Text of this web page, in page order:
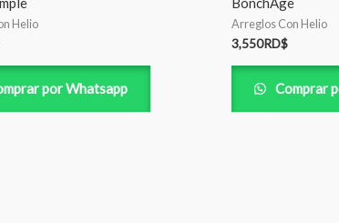
Helio
por Whatsapp
Arreglos Con Helio
3,550RD$
Comprar